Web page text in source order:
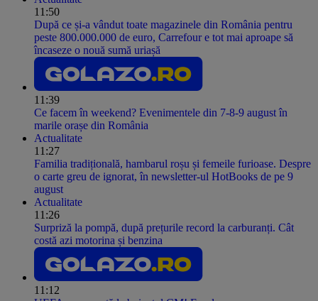
11:50
După ce și-a vândut toate magazinele din România pentru
peste 800.000.000 de euro, Carrefour e tot mai aproape să
încaseze o nouă sumă uriașă
11:39
Ce facem în weekend? Evenimentele din 7-8-9 august în
marile orașe din România
Actualitate
11:27
Familia tradițională, hambarul roșu și femeile furioase. Despre
o carte greu de ignorat, în newsletter-ul HotBooks de pe 9
august
Actualitate
11:26
Surpriză la pompă, după prețurile record la carburanți. Cât
costă azi motorina și benzina
11:12